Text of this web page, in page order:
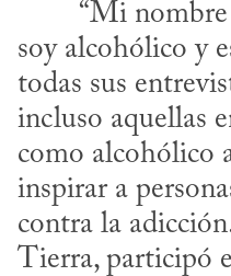
soy alcohólico y
todas sus
incluso aquellas
como alcohólico
inspirar a
contra la
Tierra, participó